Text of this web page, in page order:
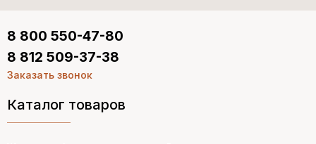
Каталог товаров
8 800 550-47-80
8 812 509-37-38
Заказать звонок